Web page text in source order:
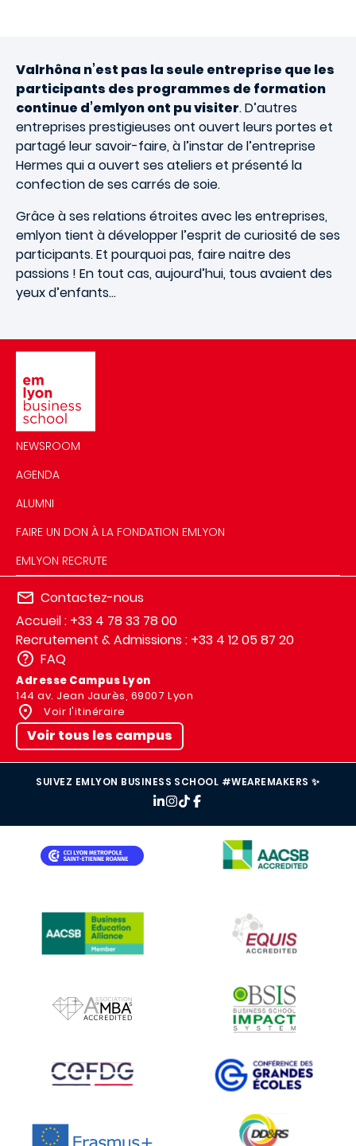
Valrhôna n’est pas la seule entreprise que les
participants des programmes de formation
continue d’emlyon ont pu visiter. D’autres
entreprises prestigieuses ont ouvert leurs portes et
partagé leur savoir-faire, à l’instar de l’entreprise
Hermes qui a ouvert ses ateliers et présenté la
confection de ses carrés de soie.
Grâce à ses relations étroites avec les entreprises,
emlyon tient à développer l’esprit de curiosité de ses
participants. Et pourquoi pas, faire naitre des
passions ! En tout cas, aujourd’hui, tous avaient des
yeux d’enfants…
NEWSROOM
AGENDA
ALUMNI
FAIRE UN DON À LA FONDATION EMLYON
EMLYON RECRUTE
Contactez-nous
Accueil : +33 4 78 33 78 00
Recrutement & Admissions : +33 4 12 05 87 20
FAQ
Adresse Campus Lyon
144 av. Jean Jaurès, 69007 Lyon
Voir l'itinéraire
Voir tous les campus
SUIVEZ EMLYON BUSINESS SCHOOL #WEAREMAKERS ✨
IMAGE
IMAGE
IMAGE
IMAGE
IMAGE IMAGE